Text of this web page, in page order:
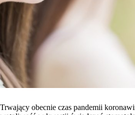
Trwający obecnie czas pandemii